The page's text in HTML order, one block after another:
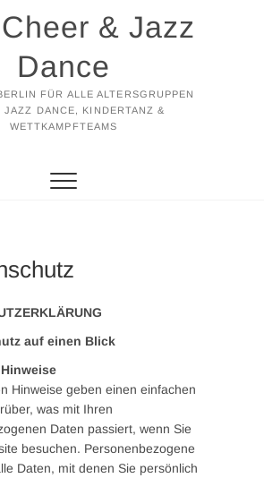
& Jazz
Dance
FÜR ALLE ALTERSGRUPPEN
JAZZ DANCE, KINDERTANZ &
WETTKAMPFTEAMS
auf einen Blick
Hinweise geben einen einfachen
was mit Ihren
Daten passiert, wenn Sie
besuchen. Personenbezogene
Daten, mit denen Sie persönlich